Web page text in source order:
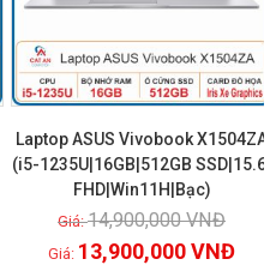
Xem chi tiết
Laptop ASUS Vivobook X1504ZA
(i5-1235U|16GB|512GB SSD|15.6″
FHD|Win11H|Bạc)
14,900,000VNĐ
13,900,000VNĐ